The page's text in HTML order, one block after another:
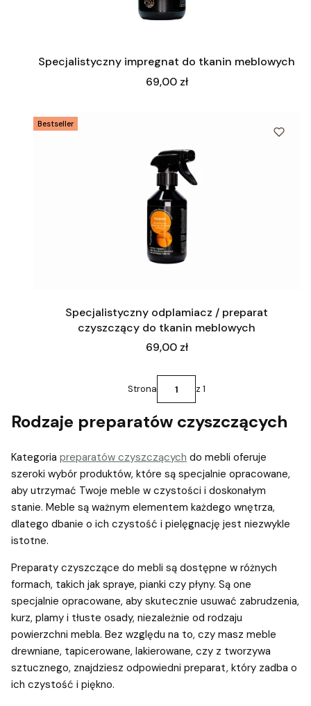
Specjalistyczny impregnat do tkanin meblowych
Cena
69,00 zł
Bestseller
Specjalistyczny odplamiacz / preparat
czyszczący do tkanin meblowych
Cena
69,00 zł
Strona z 1
Rodzaje preparatów czyszczących
Kategoria preparatów czyszczących do mebli oferuje
szeroki wybór produktów, które są specjalnie opracowane,
aby utrzymać Twoje meble w czystości i doskonałym
stanie. Meble są ważnym elementem każdego wnętrza,
dlatego dbanie o ich czystość i pielęgnację jest niezwykle
istotne.
Preparaty czyszczące do mebli są dostępne w różnych
formach, takich jak spraye, pianki czy płyny. Są one
specjalnie opracowane, aby skutecznie usuwać zabrudzenia,
kurz, plamy i tłuste osady, niezależnie od rodzaju
powierzchni mebla. Bez względu na to, czy masz meble
drewniane, tapicerowane, lakierowane, czy z tworzywa
sztucznego, znajdziesz odpowiedni preparat, który zadba o
ich czystość i piękno.